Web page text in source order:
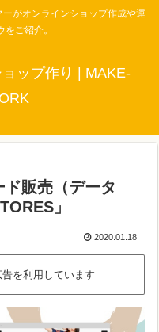
がオンラインショップ作成や運
ご紹介。
ップ作り | MAKE-
販売（データ
」
2020.01.18
を利用しています